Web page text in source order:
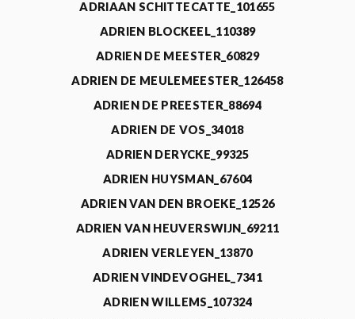
ADRIAAN SCHITTECATTE_101655
ADRIEN BLOCKEEL_110389
ADRIEN DE MEESTER_60829
ADRIEN DE MEULEMEESTER_126458
ADRIEN DE PREESTER_88694
ADRIEN DE VOS_34018
ADRIEN DERYCKE_99325
ADRIEN HUYSMAN_67604
ADRIEN VAN DEN BROEKE_12526
ADRIEN VAN HEUVERSWIJN_69211
ADRIEN VERLEYEN_13870
ADRIEN VINDEVOGHEL_7341
ADRIEN WILLEMS_107324